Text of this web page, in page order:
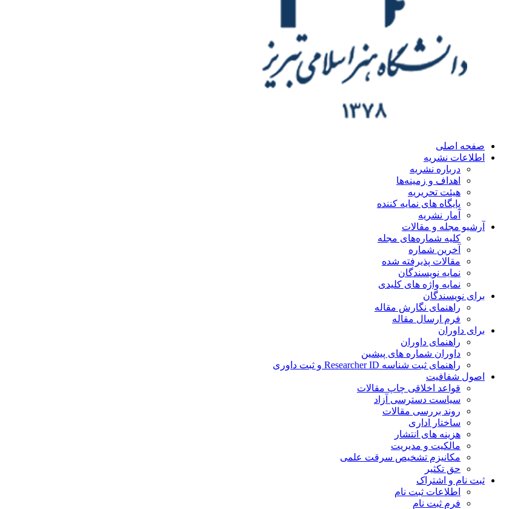
صفحه اصلی
اطلاعات نشریه
درباره نشریه
اهداف و زمینه‌ها
هیئت تحریریه
پایگاه های نمایه کننده
آمار نشریه
آرشیو مجله و مقالات
کلیه شماره‌های مجله
آخرین شماره
مقالات پذیرفته شده
نمایه نویسندگان
نمایه واژه های کلیدی
برای نویسندگان
راهنمای نگارش مقاله
فرم ارسال مقاله
برای داوران
راهنمای داوران
داوران شماره های پیشین
راهنمای ثبت شناسه Researcher ID و ثبت داوری
اصول شفافیت
قواعد اخلاقی چاپ مقالات
سیاست دسترسی آزاد
روند بررسی مقالات
ساختار اداری
هزینه های انتشار
مالکیت و مدیریت
مکانیزم تشخیص سرقت علمی
حق تکثیر
ثبت نام و اشتراک
اطلاعات ثبت نام
فرم ثبت نام